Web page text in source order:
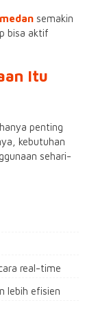
semakin
bisa aktif
Itu
penting
kebutuhan
sehari-
real-time
lebih efisien